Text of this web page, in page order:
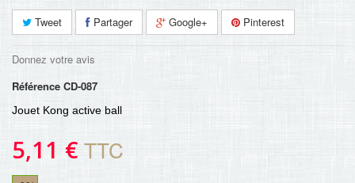
Tweet Partager Google+ Pinterest
Donnez votre avis
Référence CD-087
Jouet Kong active ball
5,11 € TTC